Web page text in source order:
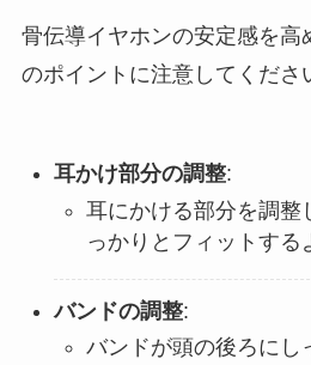
骨伝導イヤホンの安定感を高
のポイントに注意してくださ
耳かけ部分の調整:
耳にかける部分を調整
っかりとフィットする
バンドの調整:
バンドが頭の後ろにし